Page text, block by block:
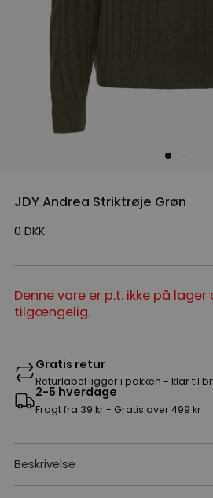
JDY Andrea Striktrøje Grøn
0 DKK
Denne vare er p.t. ikke på
tilgængelig.
Gratis retur
Returlabel ligger i pakken - klar til
2-5 hverdage
Fragt fra 39 kr - Gratis over 499 kr
Beskrivelse